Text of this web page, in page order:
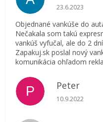
Hodnotenie
23.6.2023
Objednané vankúše do
Nečakala som takú
vankúš vyfučal, ale do 2
Zapakuj.sk poslal nový
komunikácia ohľadom
P Peter
Hodnotenie
10.9.2022